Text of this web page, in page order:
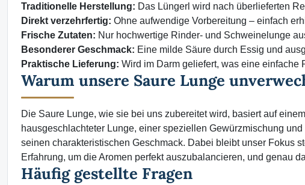
Traditionelle Herstellung: Das Lüngerl wird nach überlieferten
Direkt verzehrfertig: Ohne aufwendige Vorbereitung – einfach
Frische Zutaten: Nur hochwertige Rinder- und Schweinelunge
Besonderer Geschmack: Eine milde Säure durch Essig und
Praktische Lieferung: Wird im Darm geliefert, was eine einfache
Warum unsere Saure Lunge
Die Saure Lunge, wie sie bei uns zubereitet wird, basiert auf
hausgeschlachteter Lunge, einer speziellen Gewürzmischung
seinen charakteristischen Geschmack. Dabei bleibt unser Fokus
Erfahrung, um die Aromen perfekt auszubalancieren, und genau
Häufig gestellte Fragen